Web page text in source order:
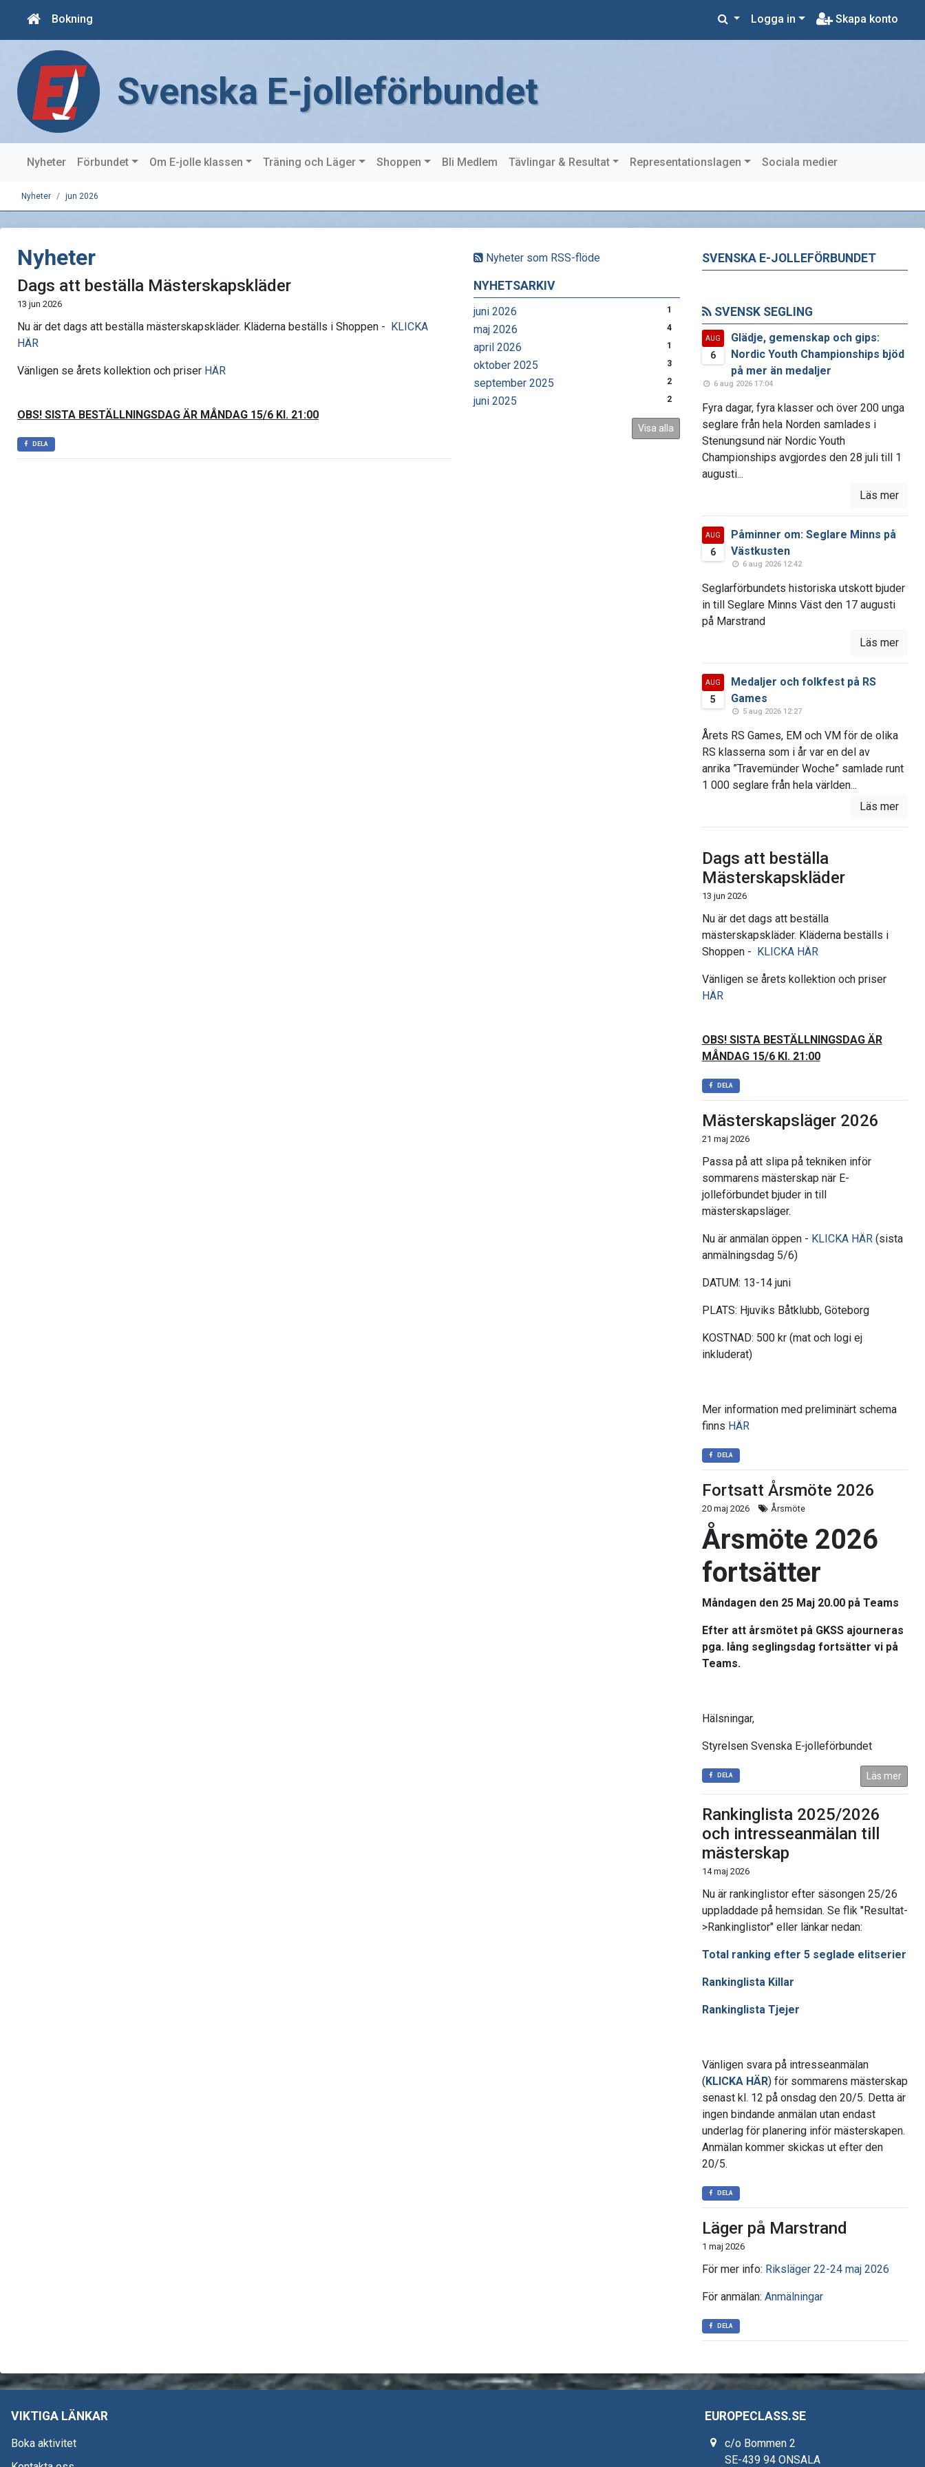
Bokning Logga in Skapa konto
Svenska E-jolleförbundet
Nyheter Förbundet Om E-jolle klassen Träning och Läger Shoppen Bli Medlem Tävlingar & Resultat Representationslagen Sociala medier
Nyheter jun 2026
Nyheter som RSS-flöde
NYHETSARKIV
juni 2026 1
maj 2026 4
april 2026 1
oktober 2025 3
september 2025 2
juni 2025 2
Visa alla
Nyheter
Dags att beställa Mästerskapskläder
13 jun 2026
Nu är det dags att beställa mästerskapskläder. Kläderna beställs i Shoppen - KLICKA
HÄR
Vänligen se årets kollektion och priser HÄR
OBS! SISTA BESTÄLLNINGSDAG ÄR MÅNDAG 15/6 Kl. 21:00
DELA
SVENSKA E-JOLLEFÖRBUNDET
SVENSK SEGLING
AUG
6
Glädje, gemenskap och gips:
Nordic Youth Championships bjöd
på mer än medaljer
6 aug 2026 17:04
Fyra dagar, fyra klasser och över 200 unga
seglare från hela Norden samlades i
Stenungsund när Nordic Youth
Championships avgjordes den 28 juli till 1
augusti...
Läs mer
AUG
6
Påminner om: Seglare Minns på
Västkusten
6 aug 2026 12:42
Seglarförbundets historiska utskott bjuder
in till Seglare Minns Väst den 17 augusti
på Marstrand
Läs mer
AUG
5
Medaljer och folkfest på RS
Games
5 aug 2026 12:27
Årets RS Games, EM och VM för de olika
RS klasserna som i år var en del av
anrika ”Travemünder Woche” samlade runt
1 000 seglare från hela världen...
Läs mer
Dags att beställa
Mästerskapskläder
13 jun 2026
Nu är det dags att beställa
mästerskapskläder. Kläderna beställs i
Shoppen - KLICKA HÄR
Vänligen se årets kollektion och priser
HÄR
OBS! SISTA BESTÄLLNINGSDAG ÄR
MÅNDAG 15/6 Kl. 21:00
DELA
Mästerskapsläger 2026
21 maj 2026
Passa på att slipa på tekniken inför
sommarens mästerskap när E-
jolleförbundet bjuder in till
mästerskapsläger.
Nu är anmälan öppen - KLICKA HÄR(sista
anmälningsdag 5/6)
DATUM: 13-14 juni
PLATS: Hjuviks Båtklubb, Göteborg
KOSTNAD: 500 kr (mat och logi ej
inkluderat)
Mer information med preliminärt schema
finns HÄR
DELA
Fortsatt Årsmöte 2026
20 maj 2026 Årsmöte
Årsmöte 2026
fortsätter
Måndagen den 25 Maj 20.00 på Teams
Efter att årsmötet på GKSSajourneras
pga. lång seglingsdag fortsätter vi på
Teams.
Hälsningar,
Styrelsen Svenska E-jolleförbundet
DELA Läs mer
Rankinglista 2025/2026
och intresseanmälan till
mästerskap
14 maj 2026
Nu är rankinglistor efter säsongen 25/26
uppladdade på hemsidan. Se flik "Resultat-
>Rankinglistor" eller länkar nedan:
Total ranking efter 5 seglade elitserier
Rankinglista Killar
Rankinglista Tjejer
Vänligen svara på intresseanmälan
(KLICKA HÄR) för sommarens mästerskap
senast kl. 12 på onsdag den 20/5. Detta är
ingen bindande anmälan utan endast
underlag för planering inför mästerskapen.
Anmälan kommer skickas ut efter den
20/5.
DELA
Läger på Marstrand
1 maj 2026
För mer info: Riksläger 22-24 maj 2026
För anmälan: Anmälningar
DELA
VIKTIGA LÄNKAR
Boka aktivitet
EUROPECLASS.SE
c/o Bommen 2
SE-439 94 ONSALA